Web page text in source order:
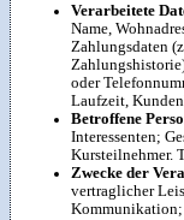
Verarbeitete
Name,
Zahlungsdaten
oder
Laufzeit,
Betroffene
Interessenten;
Kursteilnehmer.
Zwecke der
vertraglicher
Kommunikation;